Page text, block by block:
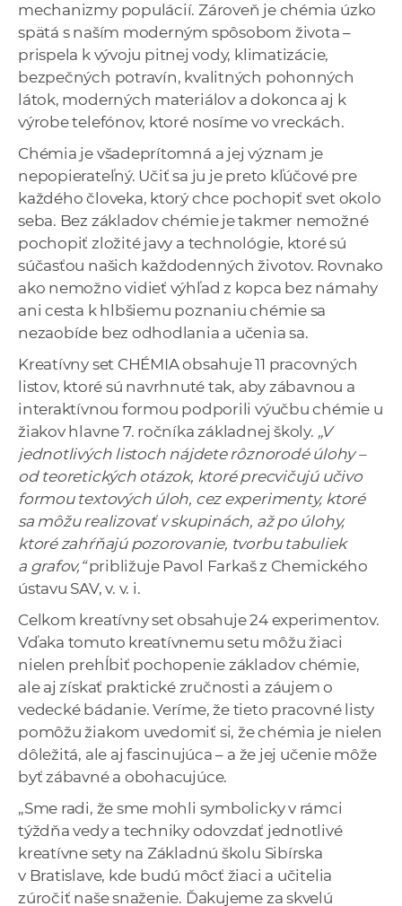
mechanizmy populácií. Zároveň je chémia úzko
spätá s naším moderným spôsobom života –
prispela k vývoju pitnej vody, klimatizácie,
bezpečných potravín, kvalitných pohonných
látok, moderných materiálov a dokonca aj k
výrobe telefónov, ktoré nosíme vo vreckách.
Chémia je všadeprítomná a jej význam je
nepopierateľný. Učiť sa ju je preto kľúčové pre
každého človeka, ktorý chce pochopiť svet okolo
seba. Bez základov chémie je takmer nemožné
pochopiť zložité javy a technológie, ktoré sú
súčasťou našich každodenných životov. Rovnako
ako nemožno vidieť výhľad z kopca bez námahy
ani cesta k hlbšiemu poznaniu chémie sa
nezaobíde bez odhodlania a učenia sa.
Kreatívny set CHÉMIA obsahuje 11 pracovných
listov, ktoré sú navrhnuté tak, aby zábavnou a
interaktívnou formou podporili výučbu chémie u
žiakov hlavne 7. ročníka základnej školy. „V
jednotlivých listoch nájdete rôznorodé úlohy –
od teoretických otázok, ktoré precvičujú učivo
formou textových úloh, cez experimenty, ktoré
sa môžu realizovať v skupinách, až po úlohy,
ktoré zahŕňajú pozorovanie, tvorbu tabuliek
a grafov,“približuje Pavol Farkaš z Chemického
ústavu SAV, v. v. i.
Celkom kreatívny set obsahuje 24 experimentov.
Vďaka tomuto kreatívnemu setu môžu žiaci
nielen prehĺbiť pochopenie základov chémie,
ale aj získať praktické zručnosti a záujem o
vedecké bádanie. Veríme, že tieto pracovné listy
pomôžu žiakom uvedomiť si, že chémia je nielen
dôležitá, ale aj fascinujúca – a že jej učenie môže
byť zábavné a obohacujúce.
„Sme radi, že sme mohli symbolicky v rámci
týždňa vedy a techniky odovzdať jednotlivé
kreatívne sety na Základnú školu Sibírska
v Bratislave, kde budú môcť žiaci a učitelia
zúročiť naše snaženie. Ďakujeme za skvelú